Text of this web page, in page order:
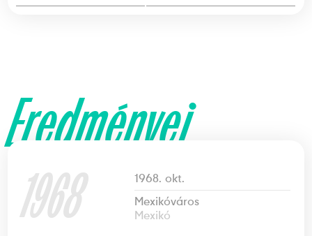
Eredményei
1968
1968. okt.
Mexikóváros
Mexikó